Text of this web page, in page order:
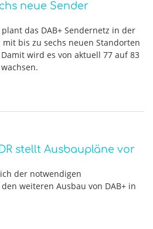
neue Sender
das DAB+ Sendernetz in der
bis zu sechs neuen Standorten
wird es von aktuell 77 auf 83
stellt Ausbaupläne vor
der notwendigen
weiteren Ausbau von DAB+ in